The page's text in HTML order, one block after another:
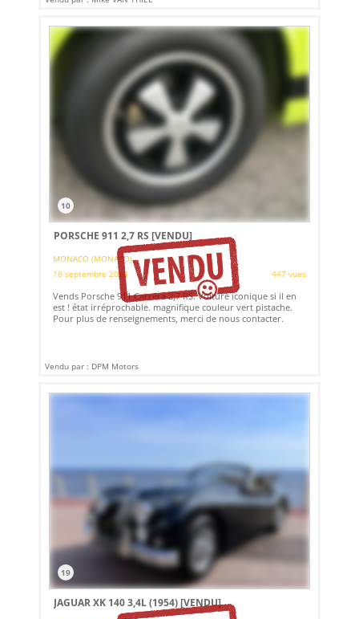
10
PORSCHE 911 2,7 RS [VENDU]
MONACO (MONACO)
18 septembre 2024
447 vues
Vends Porsche 911 Carrera 2,7 RS. Voiture iconique si il en
est ! état irréprochable. magnifique couleur vert pistache.
Pour plus de renseignements, merci de nous contacter.
Vendu par : DPM Motors
19
JAGUAR XK 140 3,4L (1954)[VENDU]